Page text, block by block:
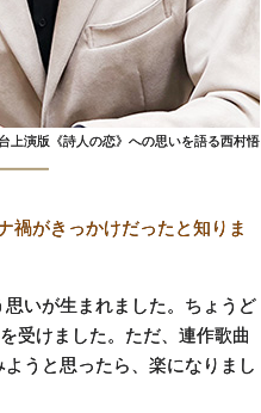
上演版《詩人の恋》への思いを語る西村悟
禍がきっかけだったと知りま
いが生まれました。ちょうど
受けました。ただ、連作歌曲
うと思ったら、楽になりまし